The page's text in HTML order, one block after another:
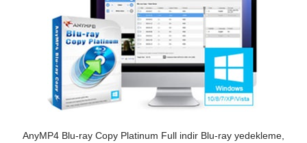
AnyMP4 Blu-ray Copy Platinum Full indir Blu-ray yedekleme,